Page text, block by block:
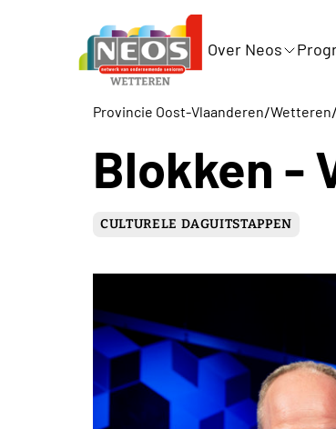
Over Neos
Provincie Oost-Vlaanderen/Wetteren/
Blokken -
CULTURELE DAGUITSTAPPEN